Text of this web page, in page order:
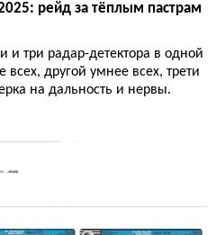
рейд за тёплым пастрам
и три радар-детектора в одной
другой умнее всех, трети
на дальность и нервы.